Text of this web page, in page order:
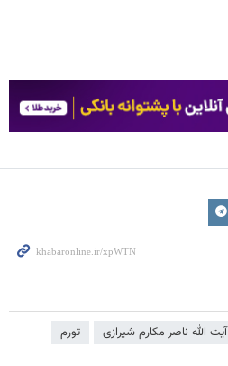
آیت الله ناصر مکارم شیرازی تورم